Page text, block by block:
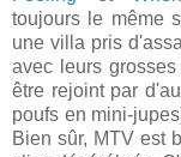
toujours le même
une villa pris
avec leurs
être rejoint par
poufs en mini-
Bien sûr, MTV est